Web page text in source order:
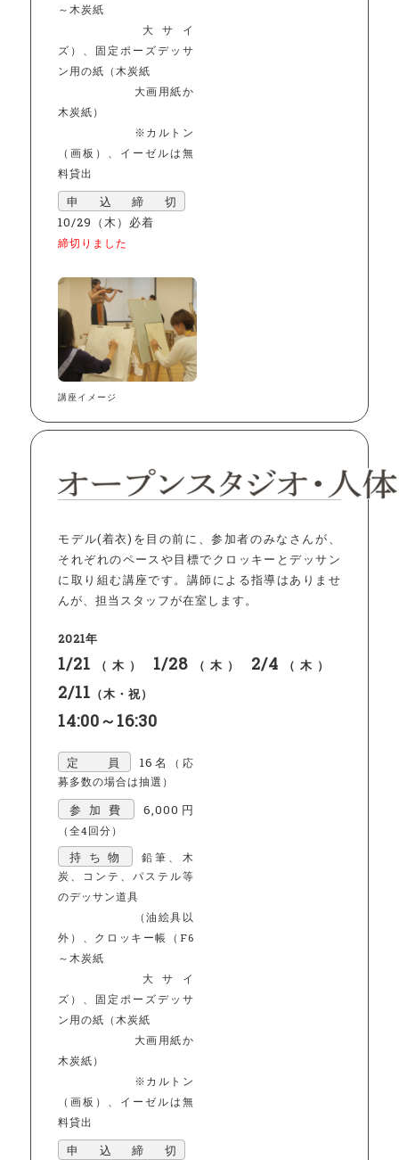
～木炭紙
大サイ
ズ）、固定ポーズデッサ
ン用の紙（木炭紙
大画用紙か
木炭紙）
※カルトン
（画板）、イーゼルは無
料貸出
申込締切
10/29（木）必着
締切りました
講座イメージ
モデル(着衣)を目の前に、参加者のみなさんが、
それぞれのペースや目標でクロッキーとデッサン
に取り組む講座です。講師による指導はありませ
んが、担当スタッフが在室します。
2021年
1/21 （木） 1/28 （木） 2/4 （木）
2/11 （木・祝）
14:00～16:30
定 員 16名 （応
募多数の場合は抽選）
参加費
6,000円
（全4回分）
持ち物 鉛筆、木
炭、コンテ、パステル等
のデッサン道具
（油絵具以
外）、クロッキー帳（F6
～木炭紙
大サイ
ズ）、固定ポーズデッサ
ン用の紙（木炭紙
大画用紙か
木炭紙）
※カルトン
（画板）、イーゼルは無
料貸出
申込締切